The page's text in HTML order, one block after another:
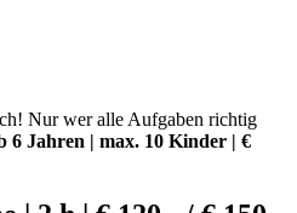
Nur wer alle Aufgaben richtig
6 Jahren | max. 10 Kinder | €